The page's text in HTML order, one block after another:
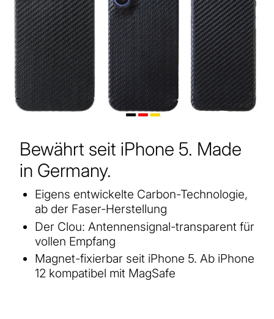
Bewährt seit iPhone 5. Made
in Germany.
Eigens entwickelte Carbon-Technologie,
ab der Faser-Herstellung
Der Clou: Antennensignal-transparent für
vollen Empfang
Magnet-fixierbar seit iPhone 5. Ab iPhone
12 kompatibel mit MagSafe